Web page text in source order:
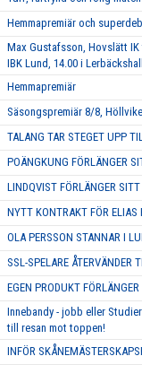
Hemmapremiär och
Max Gustafsson, Hovslätt
IBK Lund, 14.00 i
Hemmapremiär
Säsongspremiär 8/8,
TALANG TAR STEGET UPP
POÄNGKUNG FÖRLÄNGER
LINDQVIST FÖRLÄNGER
NYTT KONTRAKT FÖR ELIAS
OLA PERSSON STANNAR I
SSL-SPELARE ÅTERVÄNDER
EGEN PRODUKT
Innebandy - jobb eller
till resan mot toppen!
INFÖR